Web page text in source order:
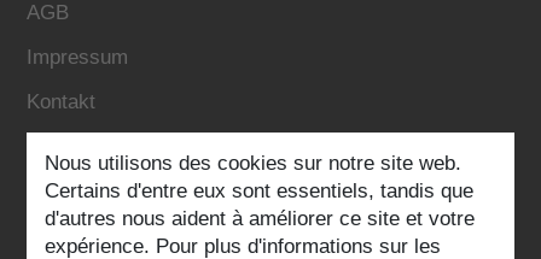
AGB
Impressum
Kontakt
Folgen Sie uns:
Nous utilisons des cookies sur notre site web.
Certains d'entre eux sont essentiels, tandis que
d'autres nous aident à améliorer ce site et votre
expérience. Pour plus d'informations sur les